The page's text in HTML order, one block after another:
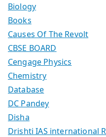
Biology
Books
Causes Of The Revolt
CBSE BOARD
Cengage Physics
Chemistry
Database
DC Pandey
Disha
Drishti IAS international